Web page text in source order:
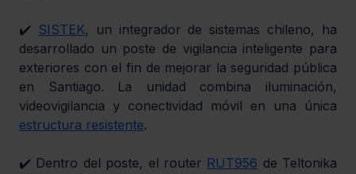
✔️ SISTEK, un integrador de sistemas chileno, ha
desarrollado un poste de vigilancia inteligente para
exteriores con el fin de mejorar la seguridad pública
en Santiago. La unidad combina iluminación,
estructura resistente.
✔️ Dentro del poste, el router RUT956 de Teltonika